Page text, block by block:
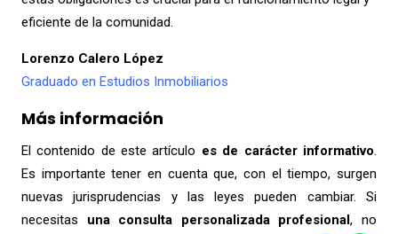
eficiente de la comunidad.
Lorenzo Calero López
Graduado en Estudios Inmobiliarios
Más información
El contenido de este artículo es de carácter informativo.
Es importante tener en cuenta que, con el tiempo, surgen
nuevas jurisprudencias y las leyes pueden cambiar. Si
necesitas una consulta personalizada profesional, no